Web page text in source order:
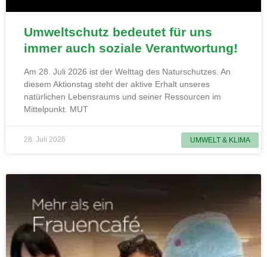
UMWELT & KLIMA
Umweltschutz bedeutet für uns
immer auch soziale Verantwortung!
Am 28. Juli 2026 ist der Welttag des Naturschutzes. An
diesem Aktionstag steht der aktive Erhalt unseres
natürlichen Lebensraums und seiner Ressourcen im
Mittelpunkt. MUT
28. Juli 2026